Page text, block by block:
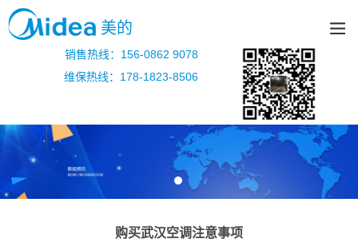
美的
销售热线：156-0862 9078
维保热线：178-1823-8506
购买武汉空调‍注意事项